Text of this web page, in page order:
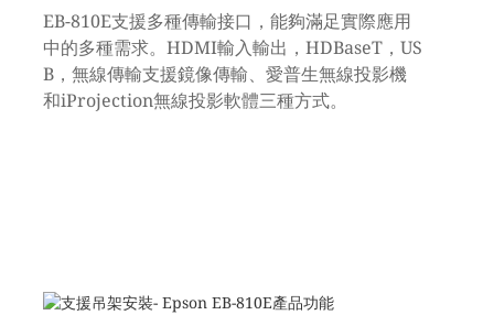
EB-810E支援多種傳輸接口，能夠滿足實際應用
中的多種需求。HDMI輸入輸出，HDBaseT，US
B，無線傳輸支援鏡像傳輸、愛普生無線投影機
和iProjection無線投影軟體三種方式。